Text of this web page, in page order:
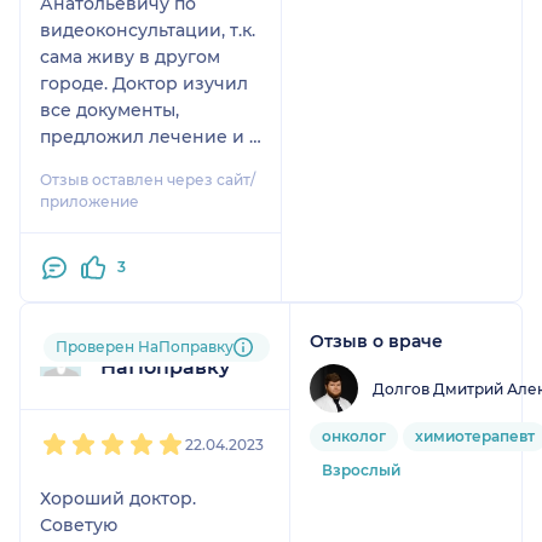
видеоконсультации, т.к.
сама живу в другом
городе. Доктор изучил
все документы,
предложил лечение и я
именно к нему. У меня
был рецидив и в
смогли ничего сказать.
Все нравится!
Побольше бы таких
Анатольевич- ответит
на все вопросы,
внимательный и всегда
на связи.
Отзыв оставлен через сайт/
приложение
3
Пользователь
НаПоправку
Проверен НаПоправку
22.04.2023
Хороший доктор.
Советую
Отзыв о враче
Долгов Дмитрий
онколог
химиотерапевт
Взрослый